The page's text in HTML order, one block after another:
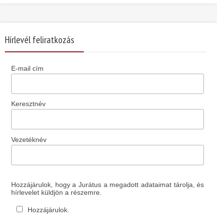
Hírlevél feliratkozás
E-mail cím
Keresztnév
Vezetéknév
Hozzájárulok, hogy a Jurátus a megadott adataimat tárolja, és
hírlevelet küldjön a részemre.
Hozzájárulok.